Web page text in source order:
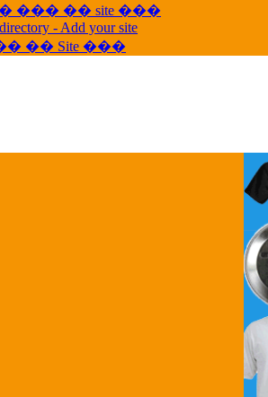
��� �� site ���
- Add your site
�� Site ���